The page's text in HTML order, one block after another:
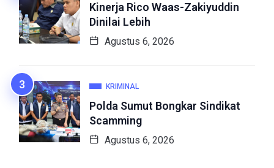
Kinerja Rico Waas-Zakiyuddin
Dinilai Lebih
Agustus 6, 2026
KRIMINAL
Polda Sumut Bongkar Sindikat
Scamming
Agustus 6, 2026